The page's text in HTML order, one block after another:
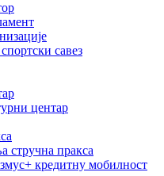
савез
центар
стручна пракса
кредитну мобилност